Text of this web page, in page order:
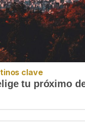
clave
tu próximo